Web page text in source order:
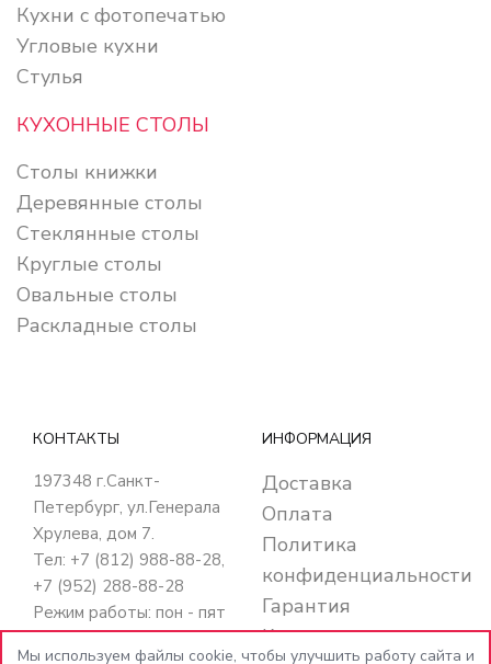
Кухни с фотопечатью
Угловые кухни
Стулья
КУХОННЫЕ СТОЛЫ
Столы книжки
Деревянные столы
Стеклянные столы
Круглые столы
Овальные столы
Раскладные столы
КОНТАКТЫ
197348 г.Санкт-
Петербург, ул.Генерала
Хрулева, дом 7.
Тел: +7 (812) 988-88-28,
+7 (952) 288-88-28
Режим работы: пон - пят
с 10:00 до 20:00
ИНФОРМАЦИЯ
Доставка
Оплата
Политика
конфиденциальности
Гарантия
Кредит
Мы используем файлы cookie, чтобы улучшить работу сайта и